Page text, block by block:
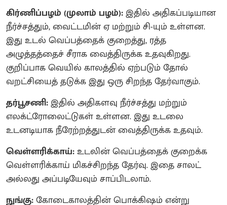
கிர்ணிப்பழம் (முலாம் பழம்):இதில் அதிகப்படியான
நீர்ச்சத்தும், வைட்டமின் ஏ மற்றும் சி-யும் உள்ளன.
இது உடல் வெப்பத்தைக் குறைத்து, ரத்த
அழுத்தத்தைச் சீராக வைத்திருக்க உதவுகிறது.
குறிப்பாக வெயில் காலத்தில் ஏற்படும் தோல்
வறட்சியைத் தடுக்க இது ஒரு சிறந்த தேர்வாகும்.
தர்பூசணி:இதில் அதிகளவு நீர்ச்சத்து மற்றும்
எலக்ட்ரோலைட்டுகள் உள்ளன. இது உடலை
உடனடியாக நீரேற்றத்துடன் வைத்திருக்க உதவும்.
வெள்ளரிக்காய்:உடலின் வெப்பத்தைக் குறைக்க
வெள்ளரிக்காய் மிகச்சிறந்த தேர்வு. இதை சாலட்
அல்லது அப்படியேவும் சாப்பிடலாம்.
நுங்கு:கோடைகாலத்தின் பொக்கிஷம் என்று